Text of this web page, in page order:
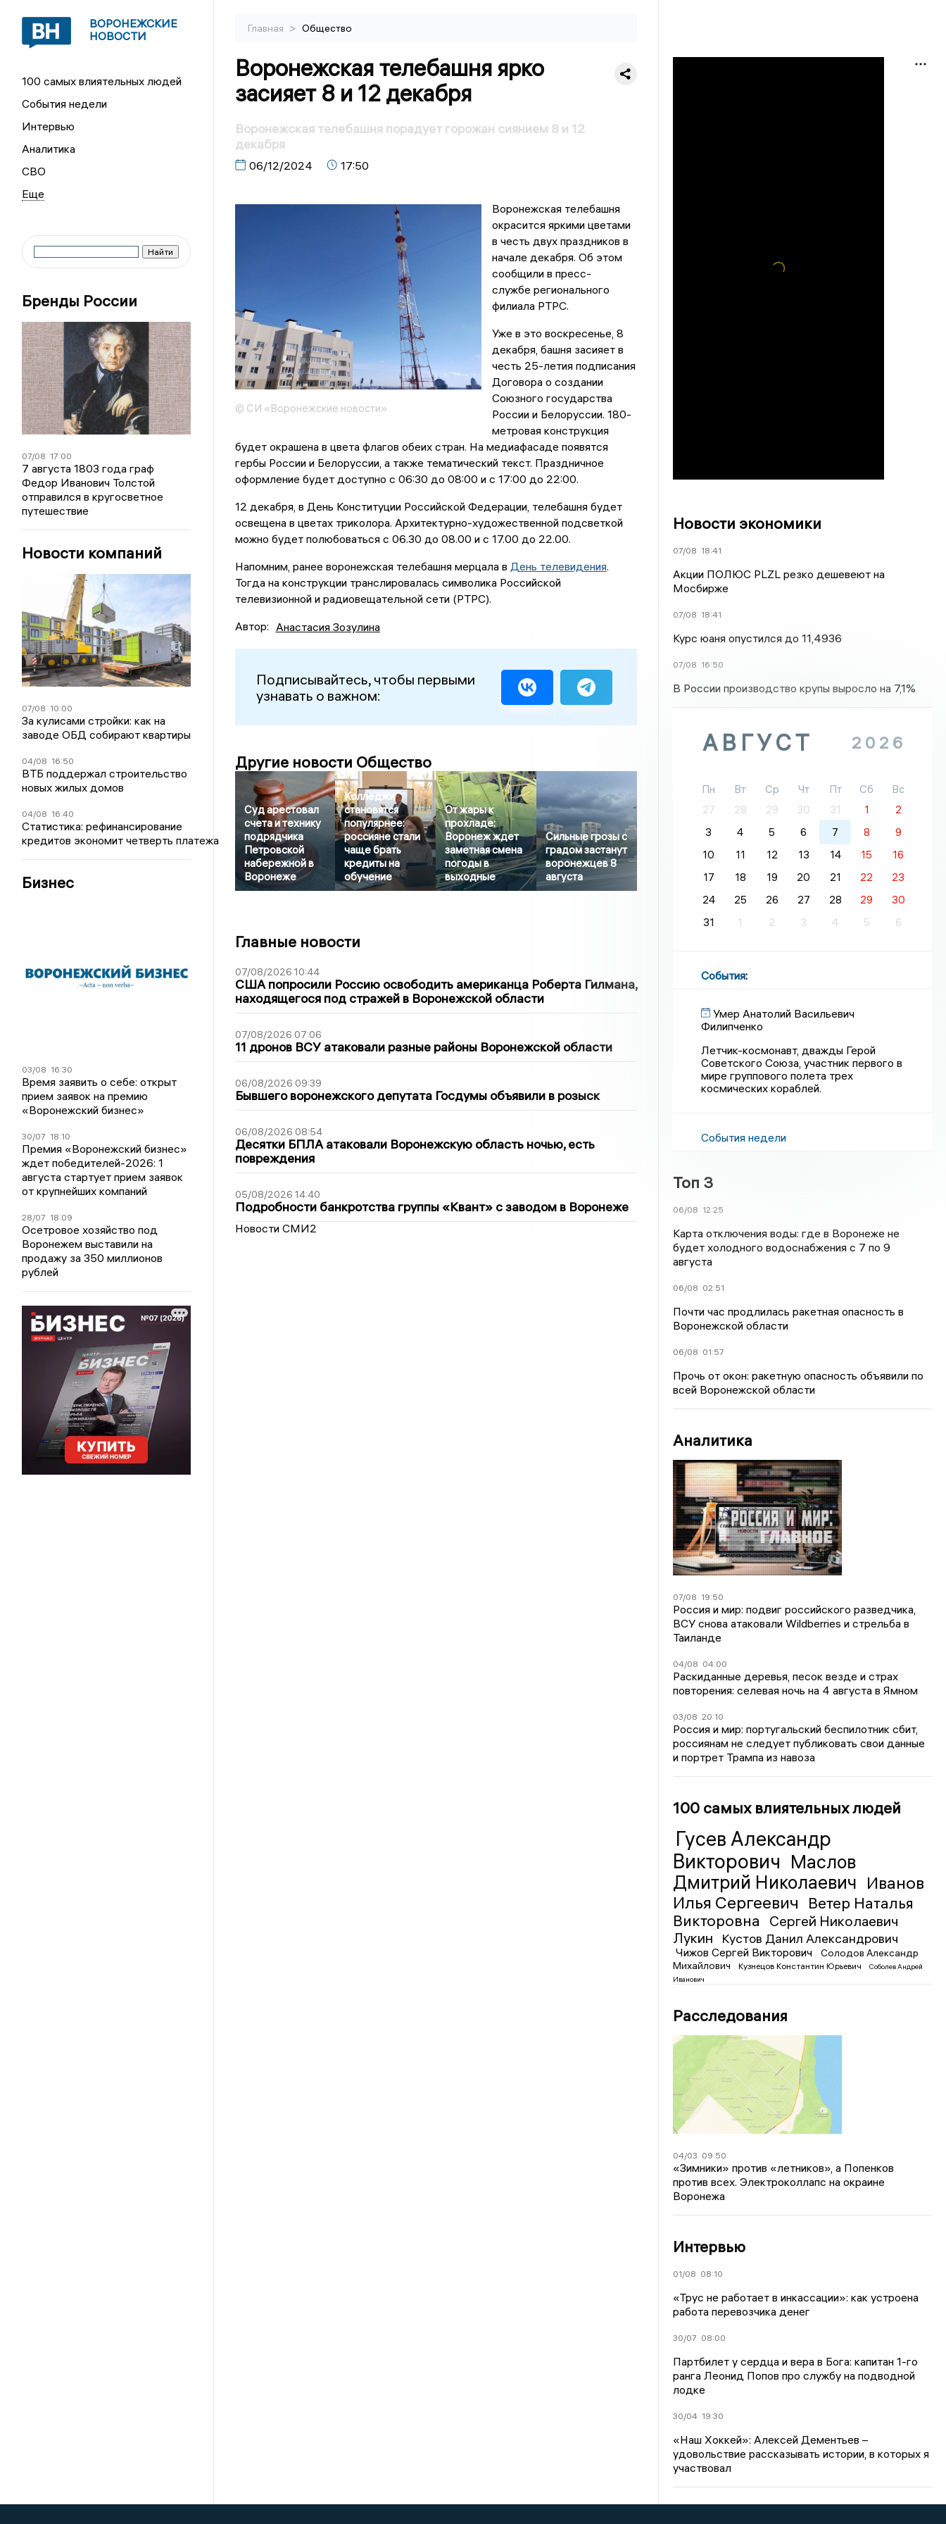
ВОРОНЕЖСКИЕ
НОВОСТИ
100 самых влиятельных людей
События недели
Интервью
Аналитика
СВО
Бренды России
07/08 17:00
7 августа 1803 года граф
Федор Иванович Толстой
отправился в кругосветное
путешествие
Новости компаний
07/08 10:00
За кулисами стройки: как на
заводе ОБД собирают квартиры
04/08 16:50
ВТБ поддержал строительство
новых жилых домов
04/08 16:40
Статистика: рефинансирование
кредитов экономит четверть платежа
Бизнес
03/08 16:30
Время заявить о себе: открыт
прием заявок на премию
«Воронежский бизнес»
30/07 18:10
Премия «Воронежский бизнес»
ждет победителей-2026: 1
августа стартует прием заявок
от крупнейших компаний
28/07 18:09
Осетровое хозяйство под
Воронежем выставили на
продажу за 350 миллионов
рублей
Главная > Общество
Воронежская телебашня ярко
засияет 8 и 12 декабря
Воронежская телебашня порадует горожан сиянием 8 и 12
декабря
06/12/2024 17:50
© СИ «Воронежские новости»
Воронежская телебашня
окрасится яркими цветами
в честь двух праздников в
начале декабря. Об этом
сообщили в пресс-
службе регионального
филиала РТРС.
Уже в это воскресенье, 8
декабря, башня засияет в
честь 25-летия подписания
Договора о создании
Союзного государства
России и Белоруссии. 180-
метровая конструкция
будет окрашена в цвета флагов обеих стран. На медиафасаде появятся
гербы России и Белоруссии, а также тематический текст. Праздничное
оформление будет доступно с 06:30 до 08:00 и с 17:00 до 22:00.
12 декабря, в День Конституции Российской Федерации, телебашня будет
освещена в цветах триколора. Архитектурно-художественной подсветкой
можно будет полюбоваться с 06.30 до 08.00 и с 17.00 до 22.00.
Напомним, ранее воронежская телебашня мерцала в День телевидения.
Тогда на конструкции транслировалась символика Российской
телевизионной и радиовещательной сети (РТРС).
Автор: Анастасия Зозулина
Подписывайтесь, чтобы первыми
узнавать о важном:
Другие новости Общество
Суд арестовал
счета и технику
подрядчика
Петровской
набережной в
Воронеже
Колледжи
становятся
популярнее:
россияне стали
чаще брать
кредиты на
обучение
От жары к
прохладе:
Воронеж ждет
заметная смена
погоды в
выходные
Сильные грозы с
градом застанут
воронежцев 8
августа
Главные новости
07/08/2026 10:44
США попросили Россию освободить американца Роберта Гилмана,
находящегося под стражей в Воронежской области
07/08/2026 07:06
11 дронов ВСУ атаковали разные районы Воронежской области
06/08/2026 09:39
Бывшего воронежского депутата Госдумы объявили в розыск
06/08/2026 08:54
Десятки БПЛА атаковали Воронежскую область ночью, есть
повреждения
05/08/2026 14:40
Подробности банкротства группы «Квант» с заводом в Воронеже
Новости СМИ2
Новости экономики
07/08 18:41
Акции ПОЛЮС PLZL резко дешевеют на
Мосбирже
07/08 18:41
Курс юаня опустился до 11,4936
07/08 16:50
В России производство крупы выросло на 7,1%
АВГУСТ 2026
Пн Вт Ср Чт Пт Сб
Вс
27
28 29 30 31 1
2
3
4 5 6 7 8
9
10
11 12 13 14 15
16
17
18 19 20 21 22
23
24
25 26 27 28 29
30
31
1 2 3 4 5 6
События:
Умер Анатолий Васильевич
Филипченко
Летчик-космонавт, дважды Герой
Советского Союза, участник первого в
мире группового полета трех
космических кораблей.
События недели
Топ 3
06/08 12:25
Карта отключения воды: где в Воронеже не
будет холодного водоснабжения с 7 по 9
августа
06/08 02:51
Почти час продлилась ракетная опасность в
Воронежской области
06/08 01:57
Прочь от окон: ракетную опасность объявили по
всей Воронежской области
Аналитика
07/08 19:50
Россия и мир: подвиг российского разведчика,
ВСУ снова атаковали Wildberries и стрельба в
Таиланде
04/08 04:00
Раскиданные деревья, песок везде и страх
повторения: селевая ночь на 4 августа в Ямном
03/08 20:10
Россия и мир: португальский беспилотник сбит,
россиянам не следует публиковать свои данные
и портрет Трампа из навоза
100 самых влиятельных людей
Гусев Александр
Викторович Маслов
Дмитрий Николаевич Иванов
Илья Сергеевич
Ветер Наталья
Викторовна
Сергей Николаевич
Лукин
Кустов Данил Александрович
Чижов Сергей Викторович
Солодов Александр
Михайлович
Кузнецов Константин Юрьевич
Соболев Андрей
Иванович
Расследования
04/03 09:50
«Зимники» против «летников», а Попенков
против всех. Электроколлапс на окраине
Воронежа
Интервью
01/08 08:10
«Трус не работает в инкассации»: как устроена
работа перевозчика денег
30/07 08:00
Партбилет у сердца и вера в Бога: капитан 1-го
ранга Леонид Попов про службу на подводной
лодке
30/04 19:30
«Наш Хоккей»: Алексей Дементьев –
удовольствие рассказывать истории, в которых я
участвовал